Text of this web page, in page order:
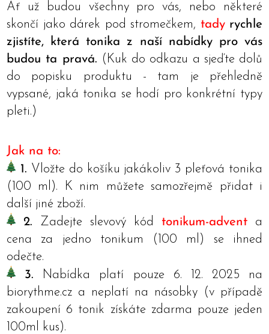
Ať už budou všechny pro vás, nebo některé
skončí jako dárek pod stromečkem, tady rychle
zjistíte, která tonika z naší nabídky pro vás
budou ta pravá. (Kuk do odkazu a sjeďte dolů
do popisku produktu - tam je přehledně
vypsané, jaká tonika se hodí pro konkrétní typy
pleti.)
Jak na to:
1. Vložte do košíku jakákoliv 3 pleťová tonika
(100 ml). K nim můžete samozřejmě přidat i
další jiné zboží.
2. Zadejte slevový kód tonikum-advent a
cena za jedno tonikum (100 ml) se ihned
odečte.
3. Nabídka platí pouze 6. 12. 2025 na
biorythme.cz a neplatí na násobky (v případě
zakoupení 6 tonik získáte zdarma pouze jeden
100ml kus).